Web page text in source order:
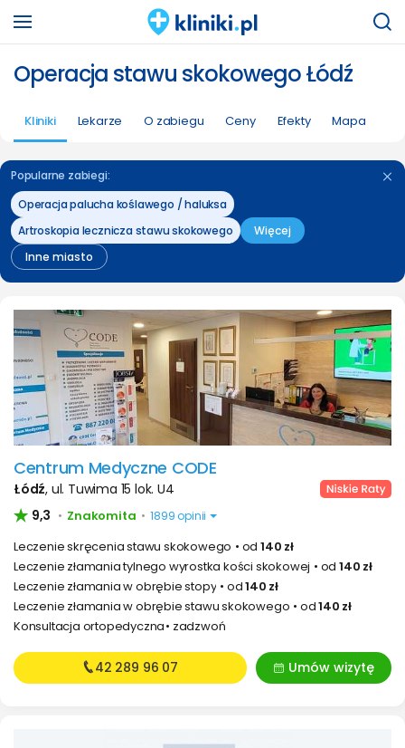
Operacja stawu skokowego Łódź
Kliniki Lekarze O zabiegu Ceny Efekty Mapa
Popularne zabiegi:
Operacja palucha koślawego / haluksa
Artroskopia lecznicza stawu skokowego
Więcej
Inne miasto
Centrum Medyczne CODE
Łódź, ul. Tuwima 15 lok. U4
9,3 • Znakomita • 1899 opinii
Leczenie skręcenia stawu skokowego od 140 zł
Leczenie złamania tylnego wyrostka kości skokowej
od 140 zł
Leczenie złamania w obrębie stopy
od140 zł
Leczenie złamania w obrębie stawu skokowego
od140 zł
Konsultacja ortopedyczna zadzwoń
Umów wizytę
42 289 96 07